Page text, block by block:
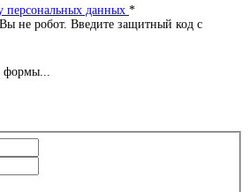
персональных данных *
не робот. Введите защитный код с